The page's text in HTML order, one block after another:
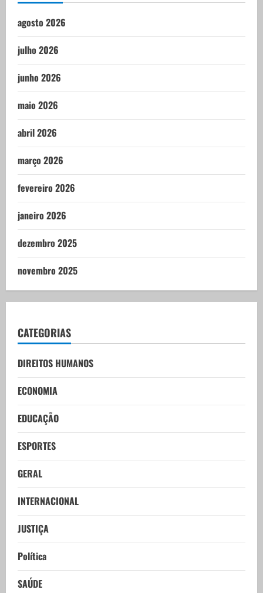
agosto 2026
julho 2026
junho 2026
maio 2026
abril 2026
março 2026
fevereiro 2026
janeiro 2026
dezembro 2025
novembro 2025
CATEGORIAS
DIREITOS HUMANOS
ECONOMIA
EDUCAÇÃO
ESPORTES
GERAL
INTERNACIONAL
JUSTIÇA
Política
SAÚDE